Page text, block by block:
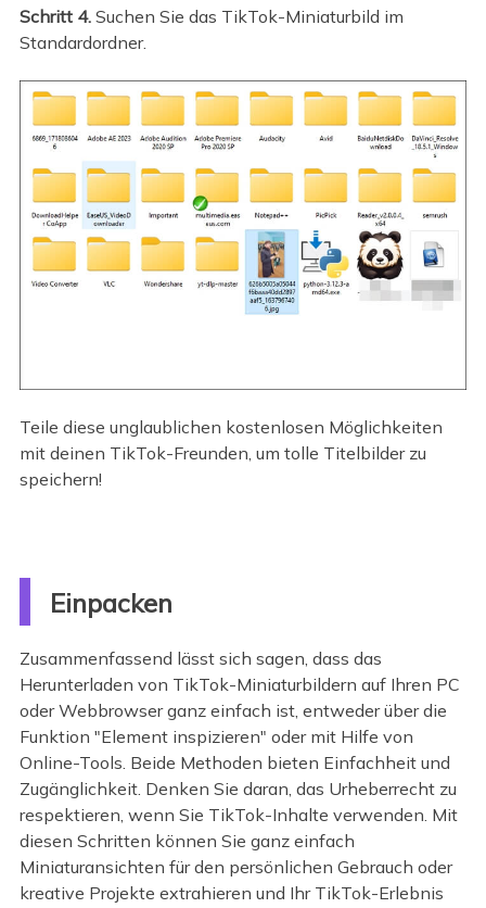
Schritt 4.Suchen Sie das TikTok-Miniaturbild im
Standardordner.
Teile diese unglaublichen kostenlosen Möglichkeiten
mit deinen TikTok-Freunden, um tolle Titelbilder zu
speichern!
Einpacken
Zusammenfassend lässt sich sagen, dass das
Herunterladen von TikTok-Miniaturbildern auf Ihren PC
oder Webbrowser ganz einfach ist, entweder über die
Funktion "Element inspizieren" oder mit Hilfe von
Online-Tools. Beide Methoden bieten Einfachheit und
Zugänglichkeit. Denken Sie daran, das Urheberrecht zu
respektieren, wenn Sie TikTok-Inhalte verwenden. Mit
diesen Schritten können Sie ganz einfach
Miniaturansichten für den persönlichen Gebrauch oder
kreative Projekte extrahieren und Ihr TikTok-Erlebnis